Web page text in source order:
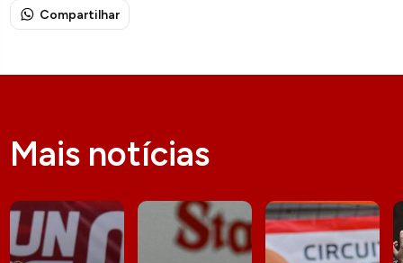
Compartilhar
Mais notícias